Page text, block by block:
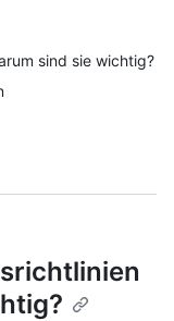
sind sie wichtig?